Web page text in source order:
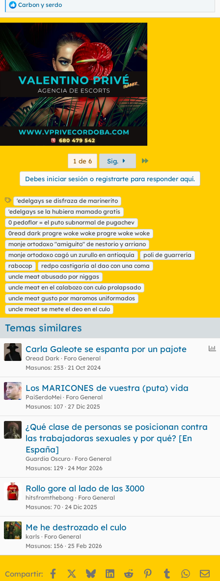
R
e
a
o
n
e
Carbon y serdo
1 de 6 Sig.
Debes iniciar sesión o registrarte para responder aquí.
E
t
i
q
u
e
t
a
s
'edelgays se disfraza de marinerito
'edelgays se la hubiera mamado gratis
0 pedoflor = el puto subnormal de pugachev
0read dark progre woke woke progre woke woke
monje ortodoxo "amiguito" de nestorio y arriano
monje ortodoxo cagó un zurullo en antioquía
poli de guarrería
rabocop
redpo castigaría al dao con una coma
uncle meat abusado por niggas
uncle meat en el calabozo con culo prolapsado
uncle meat gusto por maromos uniformados
uncle meat se mete el deo en el culo
Temas similares
E
u
Carla Galeote se espanta por un pajote
Oread Dark
Foro General
Masunos 253 21 Oct 2024
Los MARICONES de vuestra (puta) vida
PaiSerdoMei
Foro General
Masunos 107 27 Dic 2025
¿Qué clase de personas se posicionan contra
las trabajadoras sexuales y por qué? [En
España]
Guardia Oscuro
Foro General
Masunos 129 24 Mar 2026
Rollo gore al lado de las 3000
hitsfromthebong
Foro General
Masunos 70 24 Dic 2025
Me he destrozado el culo
karls
Foro General
Masunos 156 25 Feb 2026
Compartir: Facebook BlueskyLinkedIn
Reddit Pinterest
Tumblr